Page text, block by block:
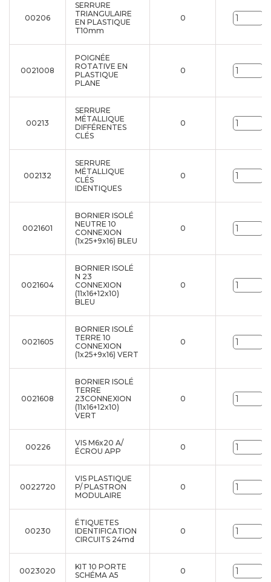
00206
SERRURE
TRIANGULAIRE
EN PLASTIQUE
T10mm
0
0021008
POIGNÉE
ROTATIVE EN
PLASTIQUE
PLANE
0
00213
SERRURE
MÉTALLIQUE
DIFFÉRENTES
CLÉS
0
002132
SERRURE
MÉTALLIQUE
CLÉS
IDENTIQUES
0
0021601
BORNIER ISOLÉ
NEUTRE 10
CONNEXION
(1x25+9x16) BLEU
0
0021604
BORNIER ISOLÉ
N 23
CONNEXION
(11x16+12x10)
BLEU
0
0021605
BORNIER ISOLÉ
TERRE 10
CONNEXION
(1x25+9x16) VERT
0
0021608
BORNIER ISOLÉ
TERRE
23CONNEXION
(11x16+12x10)
VERT
0
00226
VIS M6x20 A/
ÉCROU APP
0
0022720
VIS PLASTIQUE
P/ PLASTRON
MODULAIRE
0
00230
ÉTIQUETES
IDENTIFICATION
CIRCUITS 24md
0
0023020
KIT 10 PORTE
SCHÉMA A5
0